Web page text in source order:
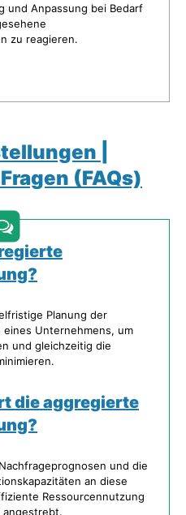
und Anpassung bei Bedarf
zu reagieren.
|
(FAQs)
Planung der
Unternehmens, um
und gleichzeitig die
die aggregierte
und die
an diese
Ressourcennutzung
angestrebt.